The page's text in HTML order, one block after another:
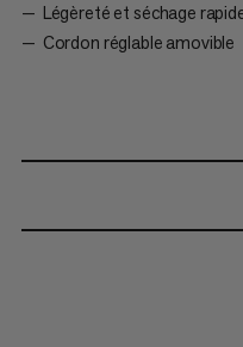
Légèreté et séchage
Cordon réglable amovible